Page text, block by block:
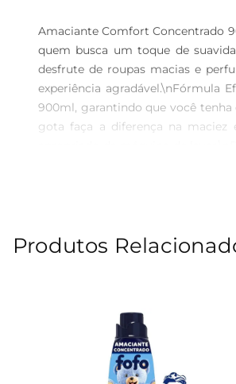
Amaciante Comfort Concentrado
quem busca um toque de
desfrute de roupas macias e
experiência agradável.\nFórmula
900ml, garantindo que você
gota faça a diferença na maciez
eletricidade estática, facilitando
transformar a rotina de lavanderia
Produtos